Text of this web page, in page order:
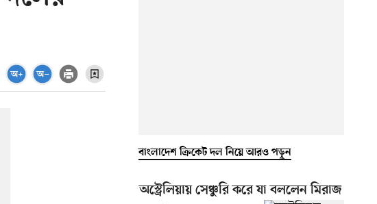
বাংলাদেশ ক্রিকেট দল নিয়ে আরও পড়ুন
অস্ট্রেলিয়ায় সেঞ্চুরি করে যা বললেন মিরাজ